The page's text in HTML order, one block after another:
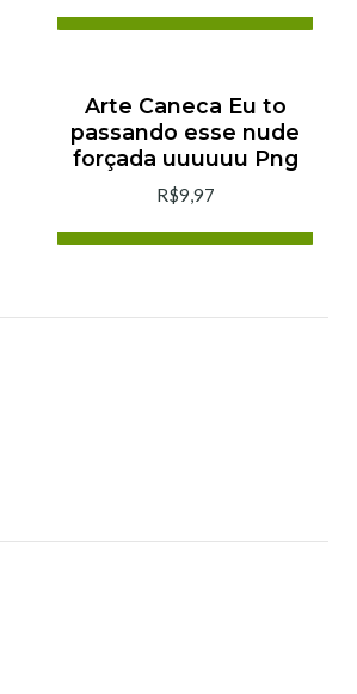
Arte Caneca Eu to
passando esse nude
forçada uuuuuu Png
R$9,97